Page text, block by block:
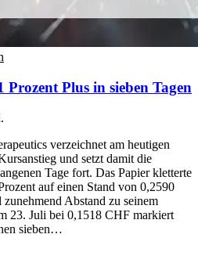
Plus in sieben Tagen
verzeichnet am heutigen
und setzt damit die
Tage fort. Das Papier kletterte
auf einen Stand von 0,2590
Abstand zu seinem
23. Juli bei 0,1518 CHF markiert
sieben…